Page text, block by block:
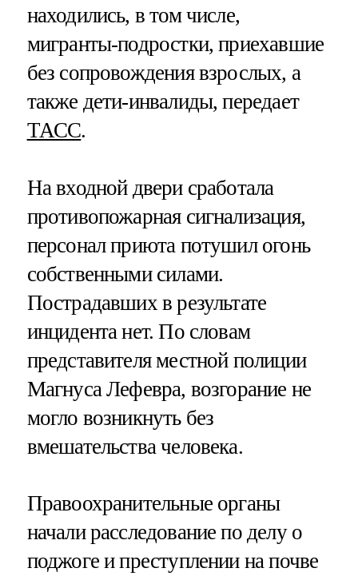
находились, в том числе,
мигранты-подростки, приехавшие
без сопровождения взрослых, а
также дети-инвалиды, передает
ТАСС.
На входной двери сработала
противопожарная сигнализация,
персонал приюта потушил огонь
собственными силами.
Пострадавших в результате
инцидента нет. По словам
представителя местной полиции
Магнуса Лефевра, возгорание не
могло возникнуть без
вмешательства человека.
Правоохранительные органы
начали расследование по делу о
поджоге и преступлении на почве